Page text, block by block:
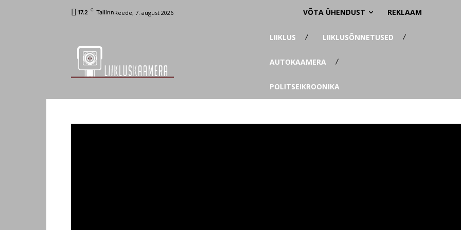
17.2 C TallinnReede, 7. august 2026 VÕTA ÜHENDUST REKLAAM
LIIKLUS LIIKLUSÕNNETUSED
AUTOKAAMERA
POLITSEIKROONIKA